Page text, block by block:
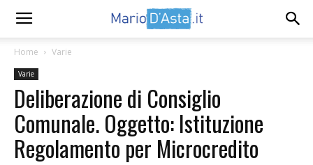
Home Varie
Varie
Deliberazione di Consiglio
Comunale. Oggetto: Istituzione
Regolamento per Microcredito